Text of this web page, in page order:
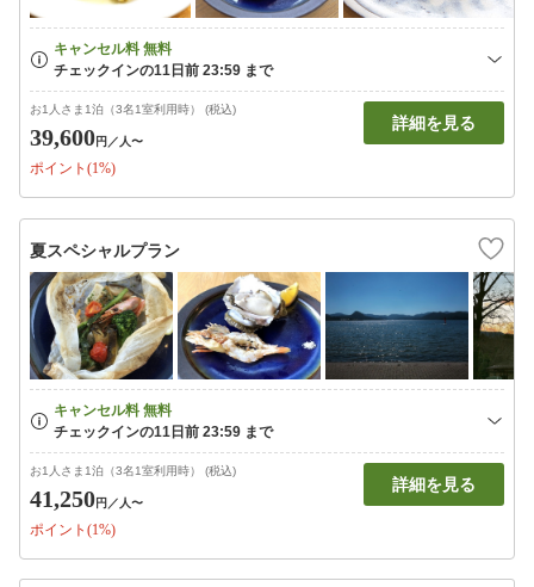
お1人さま1泊（3名1室利用時） (税込)
39,600円 ／人〜
ポイント(1%)
詳細を見る
夏スペシャルプラン
お1人さま1泊（3名1室利用時） (税込)
41,250円 ／人〜
ポイント(1%)
詳細を見る